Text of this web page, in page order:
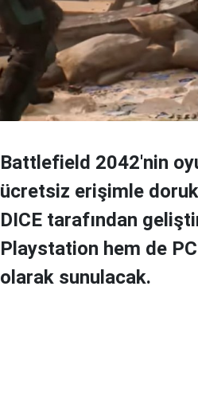
Battlefield 2042'nin
ücretsiz erişimle
DICE tarafından
Playstation hem de
olarak sunulacak.